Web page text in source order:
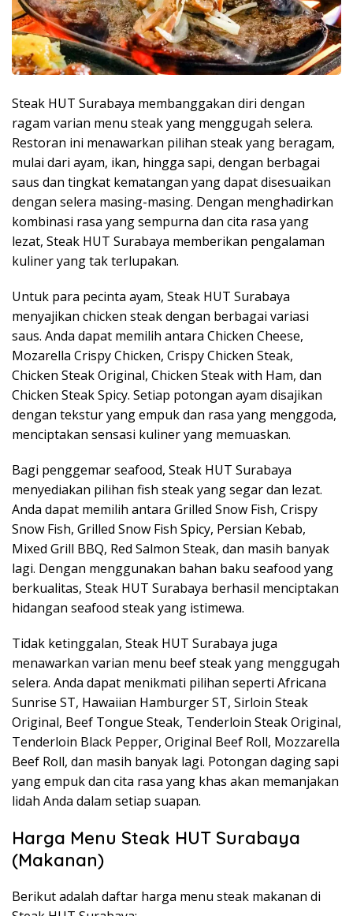
Steak HUT Surabaya membanggakan diri dengan
ragam varian menu steak yang menggugah selera.
Restoran ini menawarkan pilihan steak yang beragam,
mulai dari ayam, ikan, hingga sapi, dengan berbagai
saus dan tingkat kematangan yang dapat disesuaikan
dengan selera masing-masing. Dengan menghadirkan
kombinasi rasa yang sempurna dan cita rasa yang
lezat, Steak HUT Surabaya memberikan pengalaman
kuliner yang tak terlupakan.
Untuk para pecinta ayam, Steak HUT Surabaya
menyajikan chicken steak dengan berbagai variasi
saus. Anda dapat memilih antara Chicken Cheese,
Mozarella Crispy Chicken, Crispy Chicken Steak,
Chicken Steak Original, Chicken Steak with Ham, dan
Chicken Steak Spicy. Setiap potongan ayam disajikan
dengan tekstur yang empuk dan rasa yang menggoda,
menciptakan sensasi kuliner yang memuaskan.
Bagi penggemar seafood, Steak HUT Surabaya
menyediakan pilihan fish steak yang segar dan lezat.
Anda dapat memilih antara Grilled Snow Fish, Crispy
Snow Fish, Grilled Snow Fish Spicy, Persian Kebab,
Mixed Grill BBQ, Red Salmon Steak, dan masih banyak
lagi. Dengan menggunakan bahan baku seafood yang
berkualitas, Steak HUT Surabaya berhasil menciptakan
hidangan seafood steak yang istimewa.
Tidak ketinggalan, Steak HUT Surabaya juga
menawarkan varian menu beef steak yang menggugah
selera. Anda dapat menikmati pilihan seperti Africana
Sunrise ST, Hawaiian Hamburger ST, Sirloin Steak
Original, Beef Tongue Steak, Tenderloin Steak Original,
Tenderloin Black Pepper, Original Beef Roll, Mozzarella
Beef Roll, dan masih banyak lagi. Potongan daging sapi
yang empuk dan cita rasa yang khas akan memanjakan
lidah Anda dalam setiap suapan.
Harga Menu Steak HUT Surabaya
(Makanan)
Berikut adalah daftar harga menu steak makanan di